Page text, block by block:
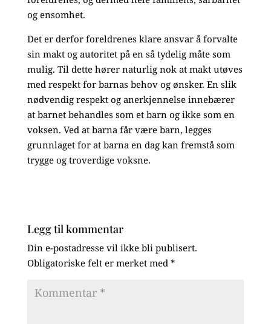
og ensomhet.
Det er derfor foreldrenes klare ansvar å forvalte
sin makt og autoritet på en så tydelig måte som
mulig. Til dette hører naturlig nok at makt utøves
med respekt for barnas behov og ønsker. En slik
nødvendig respekt og anerkjennelse innebærer
at barnet behandles som et barn og ikke som en
voksen. Ved at barna får være barn, legges
grunnlaget for at barna en dag kan fremstå som
trygge og troverdige voksne.
Legg til kommentar
Din e-postadresse vil ikke bli publisert.
Obligatoriske felt er merket med *